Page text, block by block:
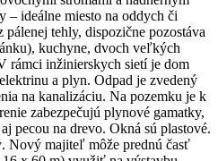
ideálne miesto na oddych či
tehly, dispozične pozostáva
kuchyne, dvoch veľkých
rámci inžinierskych sietí je dom
a plyn. Odpad je zvedený
na kanalizáciu. Na pozemku je k
zabezpečujú plynové gamatky,
pecou na drevo. Okná sú plastové.
Nový majiteľ môže prednú časť